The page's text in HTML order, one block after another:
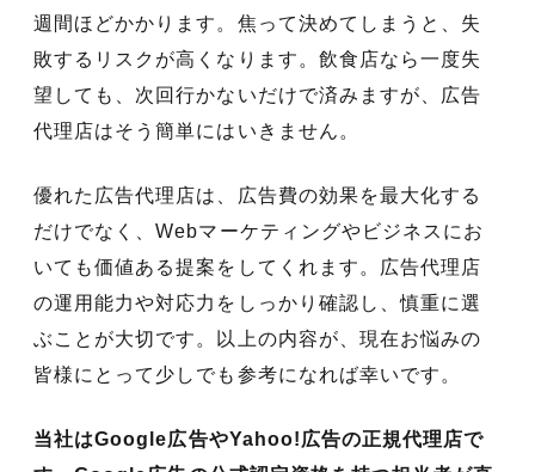
週間ほどかかります。焦って決めてしまうと、失
敗するリスクが高くなります。飲食店なら一度失
望しても、次回行かないだけで済みますが、広告
代理店はそう簡単にはいきません。
優れた広告代理店は、広告費の効果を最大化する
だけでなく、Webマーケティングやビジネスにお
いても価値ある提案をしてくれます。広告代理店
の運用能力や対応力をしっかり確認し、慎重に選
ぶことが大切です。以上の内容が、現在お悩みの
皆様にとって少しでも参考になれば幸いです。
当社はGoogle広告やYahoo!広告の正規代理店で